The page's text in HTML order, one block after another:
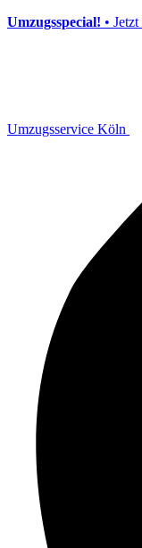
Umzugsspecial! •
Umzugsservice Köln